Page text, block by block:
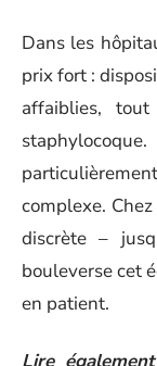
Dans les
prix fort :
affaiblies,
complexe.
discrète –
bouleverse cet
en patient.
Lire